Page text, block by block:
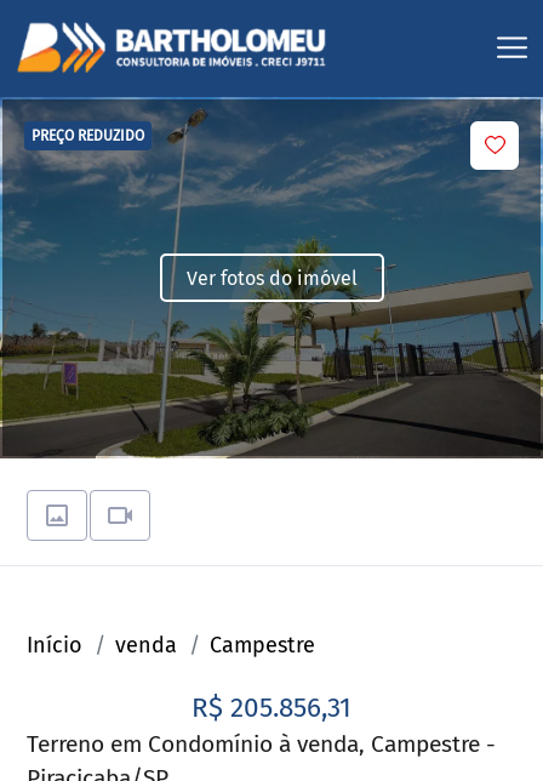
PREÇO REDUZIDO
Ver fotos do imóvel
Início venda Campestre
R$ 205.856,31
Terreno em Condomínio à venda, Campestre -